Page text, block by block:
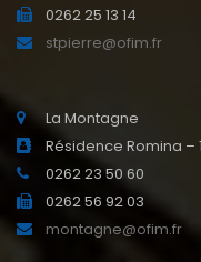
0262 25 13 14
stpierre@ofim.fr
La Montagne
Résidence Romina –
0262 23 50 60
0262 56 92 03
montagne@ofim.fr